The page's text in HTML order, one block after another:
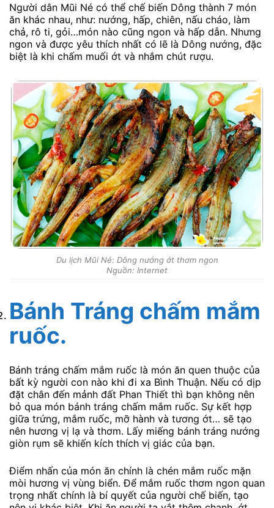
Người dân Mũi Né có thể chế biến Dông thành 7 món
ăn khác nhau, như: nướng, hấp, chiên, nấu cháo, làm
chả, rô ti, gỏi…món nào cũng ngon và hấp dẫn. Nhưng
ngon và được yêu thích nhất có lẽ là Dông nướng, đặc
biệt là khi chấm muối ớt và nhắm chút rượu.
Du lịch Mũi Né: Dông nướng ớt thơm ngon
Nguồn: Internet
Bánh Tráng chấm mắm
ruốc.
Bánh tráng chấm mắm ruốc là món ăn quen thuộc của
bất kỳ người con nào khi đi xa Bình Thuận. Nếu có dịp
đặt chân đến mảnh đất Phan Thiết thì bạn không nên
bỏ qua món bánh tráng chấm mắm ruốc. Sự kết hợp
giữa trứng, mắm ruốc, mỡ hành và tương ớt… sẽ tạo
nên hương vị lạ và thơm. Lấy miếng bánh tráng nướng
giòn rụm sẽ khiến kích thích vị giác của bạn.
Điểm nhấn của món ăn chính là chén mắm ruốc mặn
mòi hương vị vùng biển. Để mắm ruốc thơm ngon quan
trọng nhất chính là bí quyết của người chế biến, tạo